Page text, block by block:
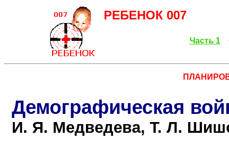
РЕБЕНОК 007
Часть 1
Демографическая
И. Я. Медведева, Т. Л.